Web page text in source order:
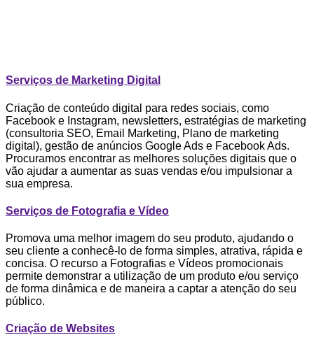
Serviços de Marketing Digital
Criação de conteúdo digital para redes sociais, como
Facebook e Instagram, newsletters, estratégias de marketing
(consultoria SEO, Email Marketing, Plano de marketing
digital), gestão de anúncios Google Ads e Facebook Ads.
Procuramos encontrar as melhores soluções digitais que o
vão ajudar a aumentar as suas vendas e/ou impulsionar a
sua empresa.
Serviços de Fotografia e Vídeo
Promova uma melhor imagem do seu produto, ajudando o
seu cliente a conhecê-lo de forma simples, atrativa, rápida e
concisa. O recurso a Fotografias e Vídeos promocionais
permite demonstrar a utilização de um produto e/ou serviço
de forma dinâmica e de maneira a captar a atenção do seu
público.
Criação de Websites